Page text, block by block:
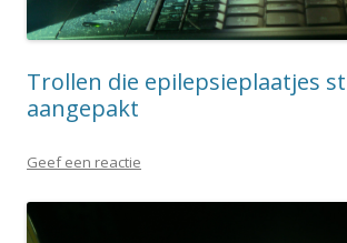
Trollen die epilepsieplaatjes
aangepakt
Geef een reactie